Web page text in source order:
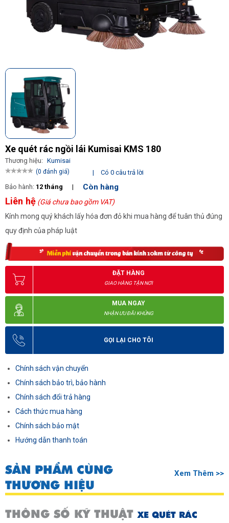
Xe quét rác ngồi lái Kumisai KMS 180
Thương hiệu: Kumisai
(0 đánh giá) |
Có 0 câu trả lời
Bảo hành: 12 tháng | Còn hàng
Liên hệ (Giá chưa bao gồm VAT)
Kính mong quý khách lấy hóa đơn đỏ khi mua hàng để tuân thủ đúng
quy định của pháp luật
ĐẶT HÀNG
GIAO HÀNG TẬN NƠI
MUA NGAY
NHẬN ƯU ĐÃI KHỦNG
GỌI LẠI CHO TÔI
Chính sách vận chuyển
Chính sách bảo trì, bảo hành
Chính sách đổi trả hàng
Cách thức mua hàng
Chính sách bảo mật
Hướng dẫn thanh toán
SẢN PHẨM CÙNG
THƯƠNG HIỆU
Xem Thêm >>
THÔNG SỐ KỸ THUẬTXE QUÉT RÁC